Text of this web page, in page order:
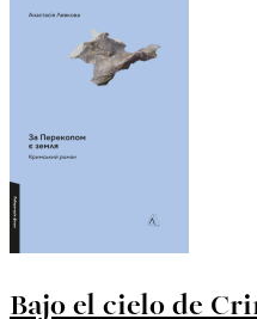
Bajo el cielo de